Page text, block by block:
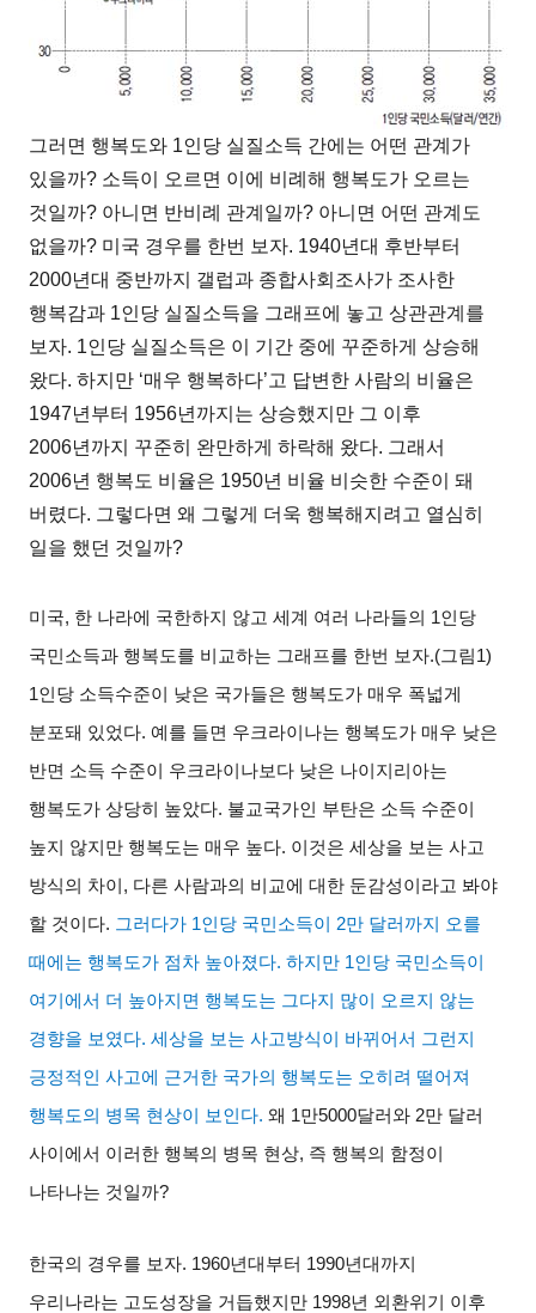
그러면 행복도와 1인당 실질소득 간에는 어떤 관계가
있을까? 소득이 오르면 이에 비례해 행복도가 오르는
것일까? 아니면 반비례 관계일까? 아니면 어떤 관계도
없을까? 미국 경우를 한번 보자. 1940년대 후반부터
2000년대 중반까지 갤럽과 종합사회조사가 조사한
행복감과 1인당 실질소득을 그래프에 놓고 상관관계를
보자. 1인당 실질소득은 이 기간 중에 꾸준하게 상승해
왔다.하지만 ‘매우 행복하다’고 답변한 사람의 비율은
1947년부터 1956년까지는 상승했지만 그 이후
2006년까지 꾸준히 완만하게 하락해 왔다. 그래서
2006년 행복도 비율은 1950년 비율 비슷한 수준이 돼
버렸다. 그렇다면 왜 그렇게 더욱 행복해지려고 열심히
일을 했던 것일까?
미국, 한 나라에 국한하지 않고 세계 여러 나라들의 1인당
국민소득과 행복도를 비교하는 그래프를 한번 보자.(그림1)
1인당 소득수준이 낮은 국가들은 행복도가 매우 폭넓게
분포돼 있었다.예를 들면 우크라이나는 행복도가 매우 낮은
반면 소득 수준이 우크라이나보다 낮은 나이지리아는
행복도가 상당히 높았다. 불교국가인 부탄은 소득 수준이
높지 않지만 행복도는 매우 높다. 이것은 세상을 보는 사고
방식의 차이, 다른 사람과의 비교에 대한 둔감성이라고 봐야
할 것이다. 그러다가 1인당 국민소득이 2만 달러까지 오를
때에는 행복도가 점차 높아졌다.하지만 1인당 국민소득이
여기에서 더 높아지면 행복도는 그다지 많이 오르지 않는
경향을 보였다.세상을 보는 사고방식이 바뀌어서 그런지
긍정적인 사고에 근거한 국가의 행복도는 오히려 떨어져
행복도의 병목 현상이 보인다. 왜 1만5000달러와 2만 달러
사이에서 이러한 행복의 병목 현상, 즉 행복의 함정이
나타나는 것일까?
한국의 경우를 보자. 1960년대부터 1990년대까지
우리나라는 고도성장을 거듭했지만 1998년 외환위기 이후